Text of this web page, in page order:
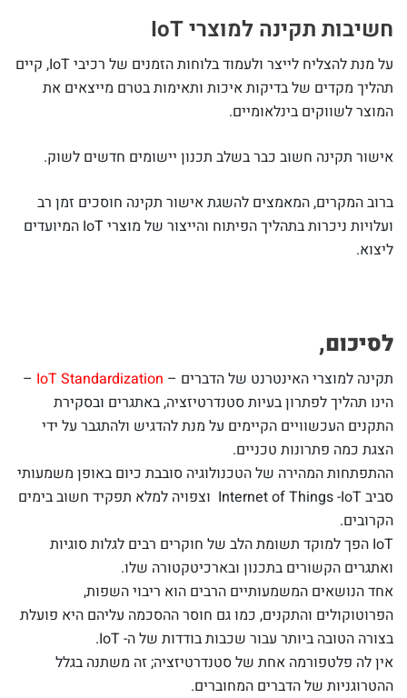
חשיבות תקינה למוצרי IoT
על מנת להצליח לייצר ולעמוד בלוחות הזמנים של רכיבי IoT, קיים
תהליך מקדים של בדיקות איכות ותאימות בטרם מייצאים את
המוצר לשווקים בינלאומיים.
אישור תקינה חשוב כבר בשלב תכנון יישומים חדשים לשוק.
ברוב המקרים, המאמצים להשגת אישור תקינה חוסכים זמן רב
ועלויות ניכרות בתהליך הפיתוח והייצור של מוצרי IoT המיועדים
ליצוא.
לסיכום,
תקינה למוצרי האינטרנט של הדברים – IoT Standardization
–
הינו תהליך לפתרון בעיות סטנדרטיזציה, באתגרים ובסקירת
התקנים העכשוויים הקיימים על מנת להדגיש ולהתגבר על ידי
הצגת כמה פתרונות טכניים.
ההתפתחות המהירה של הטכנולוגיה סובבת כיום באופן משמעותי
סביב Internet of Things -IoT וצפויה למלא תפקיד חשוב בימים
הקרובים.
IoT הפך למוקד תשומת הלב של חוקרים רבים לגלות סוגיות
ואתגרים הקשורים בתכנון ובארכיטקטורה שלו.
אחד הנושאים המשמעותיים הרבים הוא ריבוי השפות,
הפרוטוקולים והתקנים, כמו גם חוסר ההסכמה עליהם היא פועלת
בצורה הטובה ביותר עבור שכבות בודדות של ה- IoT.
אין לה פלטפורמה אחת של סטנדרטיזציה; זה משתנה בגלל
ההטרוגניות של הדברים המחוברים.